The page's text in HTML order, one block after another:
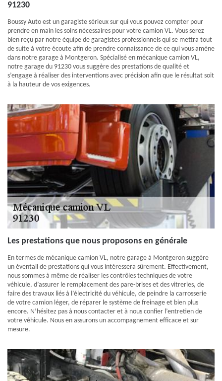
91230
Boussy Auto est un garagiste sérieux sur qui vous pouvez compter pour
prendre en main les soins nécessaires pour votre camion VL. Vous serez
bien reçu par notre équipe de garagistes professionnels qui se mettra tout
de suite à votre écoute afin de prendre connaissance de ce qui vous amène
dans notre garage à Montgeron. Spécialisé en mécanique camion VL,
notre garage du 91230 vous suggère des prestations de qualité et
s’engage à réaliser des interventions avec précision afin que le résultat soit
à la hauteur de vos exigences.
Les prestations que nous proposons en générale
En termes de mécanique camion VL, notre garage à Montgeron suggère
un éventail de prestations qui vous intéressera sûrement. Effectivement,
nous sommes à même de réaliser les contrôles techniques de votre
véhicule, d’assurer le remplacement des pare-brises et des vitreries, de
faire des travaux liés à l’électricité du véhicule, de peindre la carrosserie
de votre camion léger, de réparer le système de freinage et bien plus
encore. N’hésitez pas à nous contacter et à nous confier l’entretien de
votre véhicule. Nous en assurons un accompagnement efficace et sur
mesure.